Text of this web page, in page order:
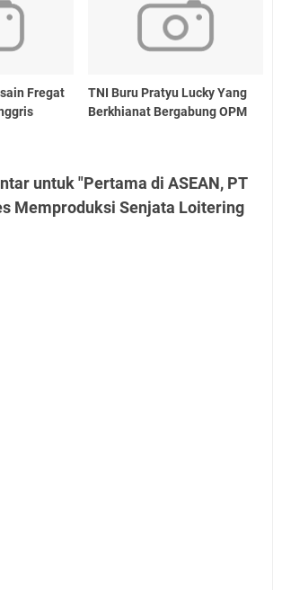
Fregat
TNI Buru Pratyu Lucky Yang
Berkhianat Bergabung OPM
untuk "Pertama di ASEAN, PT
Memproduksi Senjata Loitering